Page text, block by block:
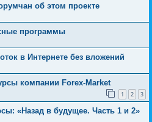
об этом проекте
программы
в Интернете без вложений
компании Forex-Market
1 2 3
«Назад в будущее. Часть 1 и 2»